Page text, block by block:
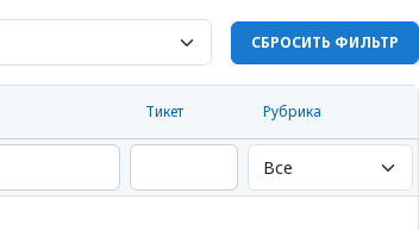
СБРОСИТЬ ФИЛЬТР
Тикет Рубрика